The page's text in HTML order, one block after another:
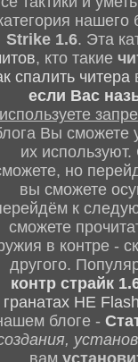
нашего
Strike 1.6. Эта
, кто такие
спалить читера
если Вас
используете
Вы сможете
их
но
вы сможете
к
сможете
в контре -
другого.
контр страйк
гранатах HE
блоге -